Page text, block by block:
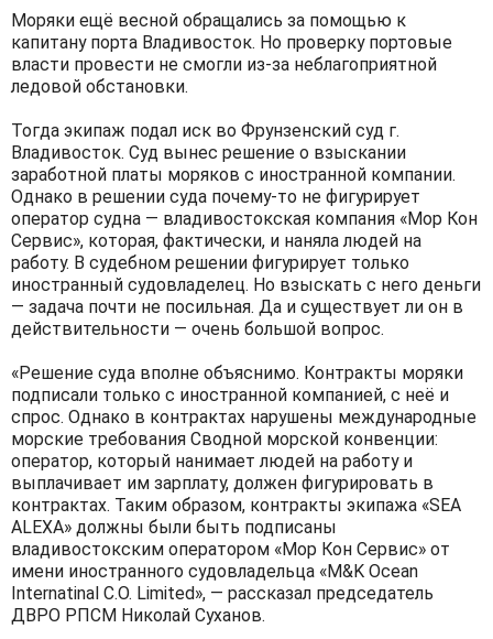
Моряки ещё весной обращались за помощью к
капитану порта Владивосток. Но проверку портовые
власти провести не смогли из-за неблагоприятной
ледовой обстановки.
Тогда экипаж подал иск во Фрунзенский суд г.
Владивосток. Суд вынес решение о взыскании
заработной платы моряков с иностранной компании.
Однако в решении суда почему-то не фигурирует
оператор судна — владивостокская компания «Мор Кон
Сервис», которая, фактически, и наняла людей на
работу. В судебном решении фигурирует только
иностранный судовладелец. Но взыскать с него деньги
— задача почти не посильная. Да и существует ли он в
действительности — очень большой вопрос.
«Решение суда вполне объяснимо. Контракты моряки
подписали только с иностранной компанией, с неё и
спрос. Однако в контрактах нарушены международные
морские требования Сводной морской конвенции:
оператор, который нанимает людей на работу и
выплачивает им зарплату, должен фигурировать в
контрактах. Таким образом, контракты экипажа «SEA
ALEXA» должны были быть подписаны
владивостокским оператором «Мор Кон Сервис» от
имени иностранного судовладельца «M&K Ocean
Internatinal C.O. Limited», — рассказал председатель
ДВРО РПСМ Николай Суханов.